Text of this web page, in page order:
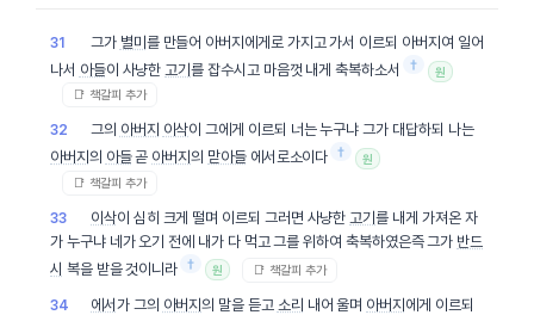
31 그가 별미 를 만들어 아버지에게로 가지고 가서 이르되 아버지여 일어
나서 아들이 사냥한고기를 잡수시고 마음껏 내게 축복하소서 † 원
📑 책갈피 추가
32 그의 아버지 이삭이 그에게 이르되 너는 누구냐 그가 대답하되 나는
아버지 의 아들곧 아버지의 맏아들에서로소이다 † 원
📑 책갈피 추가
33 이삭이 심히 크게 떨며 이르되 그러면 사냥한 고기를 내게 가져온 자
가 누구냐 네가 오기 전에 내가 다 먹고 그를 위하여 축복하였은즉 그가 반드
시 복을 받을 것이니라 † 원 📑 책갈피 추가
34 에서 가 그의 아버지의 말을 듣고 소리 내어 울며 아버지 에게 이르되